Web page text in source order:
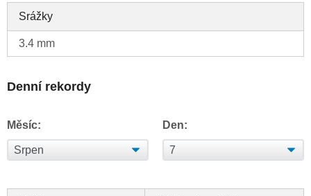
Srážky
3.4 mm
Denní rekordy
Měsíc: Den: